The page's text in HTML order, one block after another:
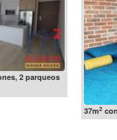
2 parqueos
37m2